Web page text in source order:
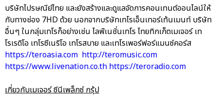
บริษัทไปรษณีย์ไทย และยังสร้างและดูแลจัดการคอนเทนต์ออนไลน์ให้
กับทางช่อง 7HD ด้วย นอกจากบริษัทเทโรเอ็นเทอร์เท้นเมนท์ บริษัท
อื่นๆ ในกลุ่มเทโรก็อย่างเช่น ไลฟ์เนชั่นเทโร ไทยทิกเก็ตเมเจอร์ เท
โรเรดิโอ เทโรซีเนริโอ เทโรสบาย และเทโรเพอร์ฟอร์แมนซ์คอร์ส
https://teroasia.com http://teromusic.com
https://www.livenation.co.th https://teroradio.com
เกี่ยวกับเมเจอร์ ซีนีเพล็กซ์ กรุ้ป